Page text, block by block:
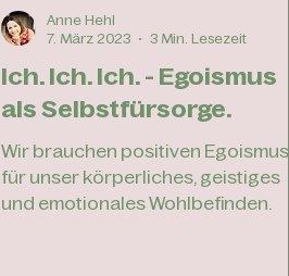
Ich. Ich. Ich. - Egoismus
als Selbstfürsorge.
Wir brauchen positiven Egoismus
für unser körperliches, geistiges
und emotionales Wohlbefinden.
Anne Hehl
7. März 2023
3 Min. Lesezeit